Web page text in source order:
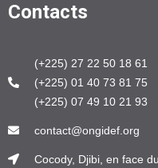
Contacts
(+225) 27 22 50 18 61
(+225) 01 40 73 81 75
(+225) 07 49 10 21 93
contact@ongidef.org
Cocody, Djibi, en face